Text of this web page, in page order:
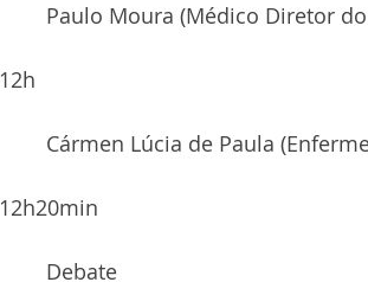
Paulo Moura (Médico Diretor do
12h
Cármen Lúcia de Paula
12h20min
	Debate